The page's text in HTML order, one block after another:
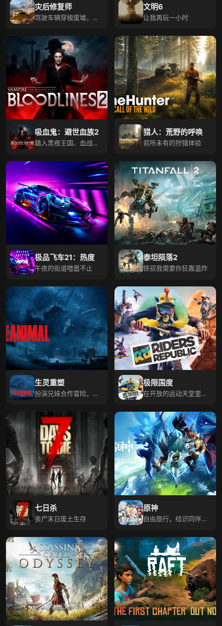
灾后修复师
驾驶车辆穿梭废墟，规
启程
文明6
让我再玩一小时
吸血鬼：避世血族2
踏入黑夜王国、血战西
猎人：荒野的呼唤
前所未有的狩猎体验
极品飞车21：热度
午夜的街道喧嚣不止
泰坦陨落2
铁驭我需要你狂轰滥炸
生灵重塑
扮演兄妹合作冒险，逃
极限国度
在开放的运动天堂里尽
七日杀
丧尸末日废土生存
原神
自由旅行，结识同伴，
神